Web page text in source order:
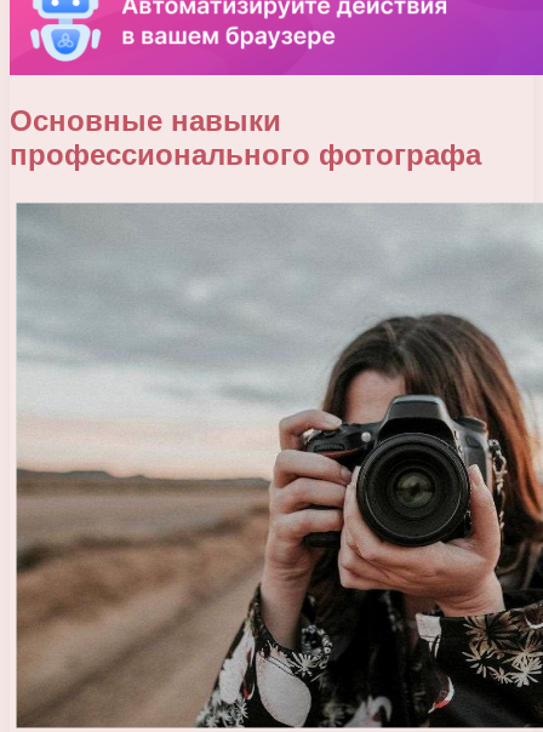
Основные навыки
профессионального фотографа